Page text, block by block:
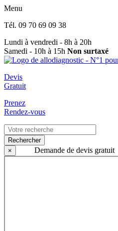
Menu
Tél. 09 70 69 09 38
Lundi à vendredi - 8h à 20h
Samedi - 10h à 15h Non surtaxé
Devis
Gratuit
Prenez
Rendez-vous
Rechercher
×
Demande de devis gratuit